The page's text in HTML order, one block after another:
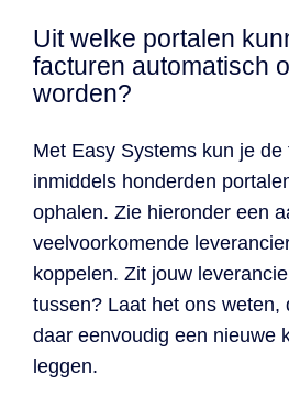
Uit welke portalen
facturen automatisch
worden?
Met Easy Systems kun je de
inmiddels honderden
ophalen. Zie hieronder een
veelvoorkomende
koppelen. Zit jouw
tussen? Laat het ons weten,
daar eenvoudig een nieuwe
leggen.